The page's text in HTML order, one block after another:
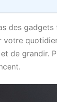
des
votre
de grandir.